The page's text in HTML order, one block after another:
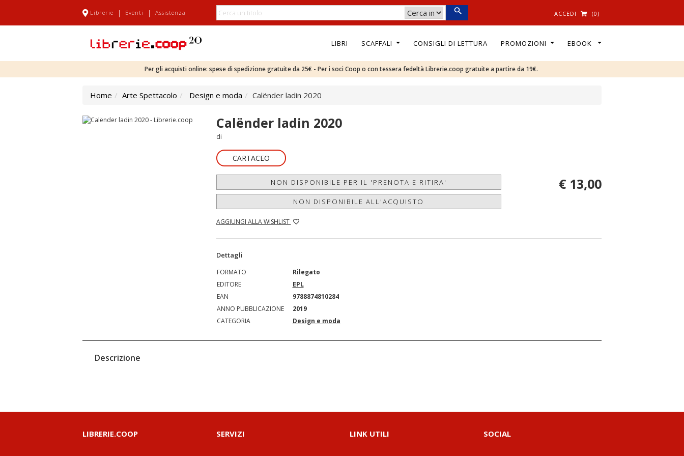
Librerie | Eventi | Assistenza ACCEDI (0)
LIBRI SCAFFALI CONSIGLI DI LETTURA PROMOZIONI EBOOK
Per gli acquisti online: spese di spedizione gratuite da 25€ - Per i soci Coop o con tessera fedeltà Librerie.coop gratuite a partire da 19€.
Home Arte Spettacolo Design e moda Calënder ladin 2020
Calënder ladin 2020
di
CARTACEO
NON DISPONIBILE PER IL 'PRENOTA E RITIRA'
NON DISPONIBILE ALL'ACQUISTO
AGGIUNGI ALLA WISHLIST
€ 13,00
Dettagli
FORMATO
Rilegato
EDITORE
EPL
EAN
9788874810284
ANNO PUBBLICAZIONE
2019
CATEGORIA
Design e moda
Descrizione
LIBRERIE.COOP SERVIZI LINK UTILI SOCIAL